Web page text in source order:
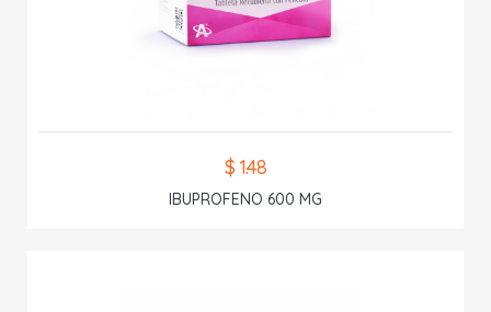
$ 1.48
IBUPROFENO 600 MG